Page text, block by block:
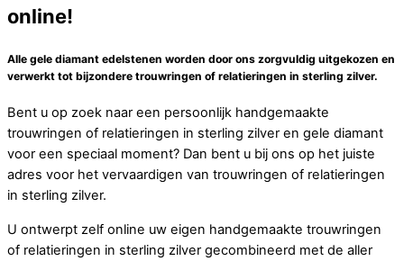
online!
Alle gele diamant edelstenen worden door ons zorgvuldig uitgekozen en
verwerkt tot bijzondere trouwringen of relatieringen in sterling zilver.
Bent u op zoek naar een persoonlijk handgemaakte
trouwringen of relatieringen in sterling zilver en gele diamant
voor een speciaal moment? Dan bent u bij ons op het juiste
adres voor het vervaardigen van trouwringen of relatieringen
in sterling zilver.
U ontwerpt zelf online uw eigen handgemaakte trouwringen
of relatieringen in sterling zilver gecombineerd met de aller